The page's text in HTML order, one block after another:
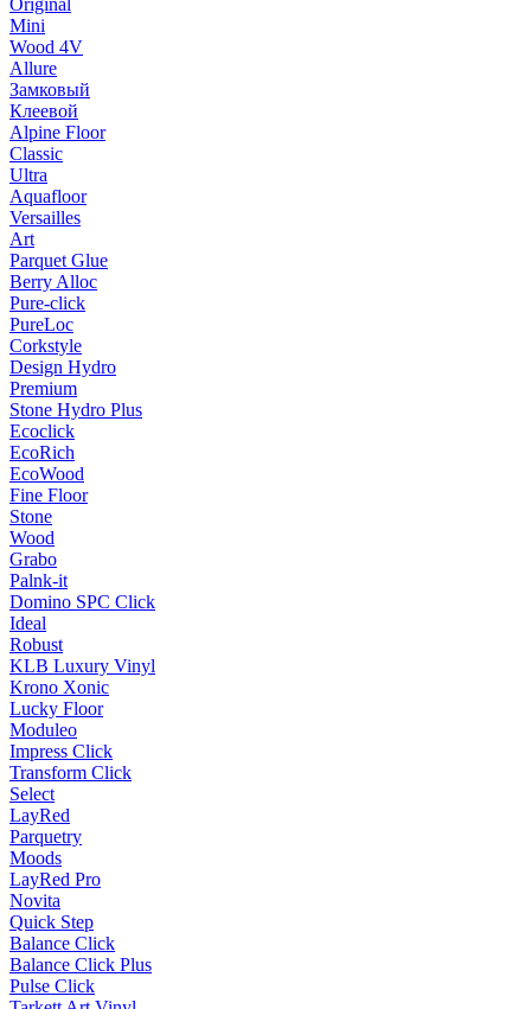
Original
Mini
Wood 4V
Allure
Замковый
Клеевой
Alpine Floor
Classic
Ultra
Aquafloor
Versailles
Art
Parquet Glue
Berry Alloc
Pure-click
PureLoc
Corkstyle
Design Hydro
Premium
Stone Hydro Plus
Ecoclick
EcoRich
EcoWood
Fine Floor
Stone
Wood
Grabo
Palnk-it
Domino SPC Click
Ideal
Robust
KLB Luxury Vinyl
Krono Xonic
Lucky Floor
Moduleo
Impress Click
Transform Click
Select
LayRed
Parquetry
Moods
LayRed Pro
Novita
Quick Step
Balance Click
Balance Click Plus
Pulse Click